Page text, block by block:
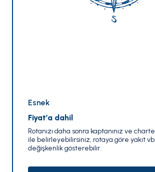
Esnek
Fiyat’a dahil
Rotanızı daha sonra kaptanınız ve
ile belirleyebilirsiniz, rotaya göre yakıt
değişkenlik gösterebilir.